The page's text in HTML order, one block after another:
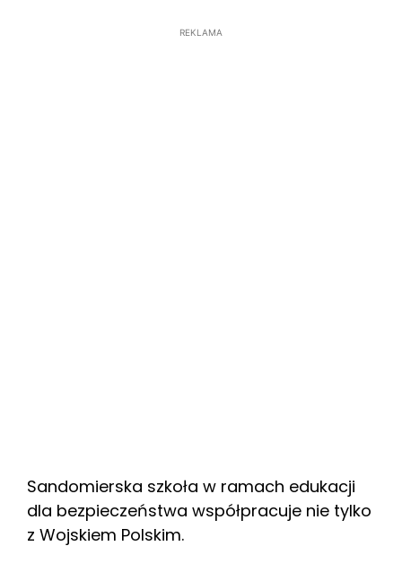
REKLAMA
Sandomierska szkoła w ramach edukacji
dla bezpieczeństwa współpracuje nie tylko
z Wojskiem Polskim.